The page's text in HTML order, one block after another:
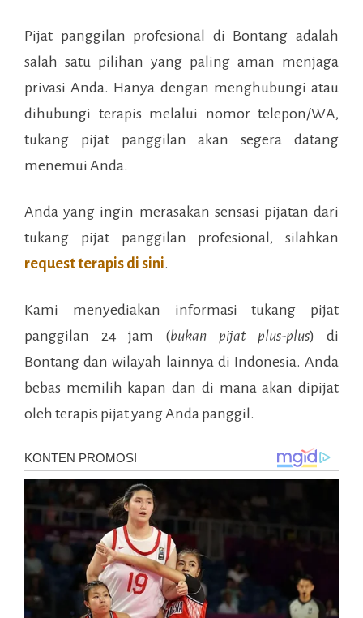
Pijat panggilan profesional di Bontang adalah
salah satu pilihan yang paling aman menjaga
privasi Anda. Hanya dengan menghubungi atau
dihubungi terapis melalui nomor telepon/WA,
tukang pijat panggilan akan segera datang
menemui Anda.
Anda yang ingin merasakan sensasi pijatan dari
tukang pijat panggilan profesional, silahkan
request terapis di sini.
Kami menyediakan informasi tukang pijat
panggilan 24 jam (bukan pijat plus-plus) di
Bontang dan wilayah lainnya di Indonesia. Anda
bebas memilih kapan dan di mana akan dipijat
oleh terapis pijat yang Anda panggil.